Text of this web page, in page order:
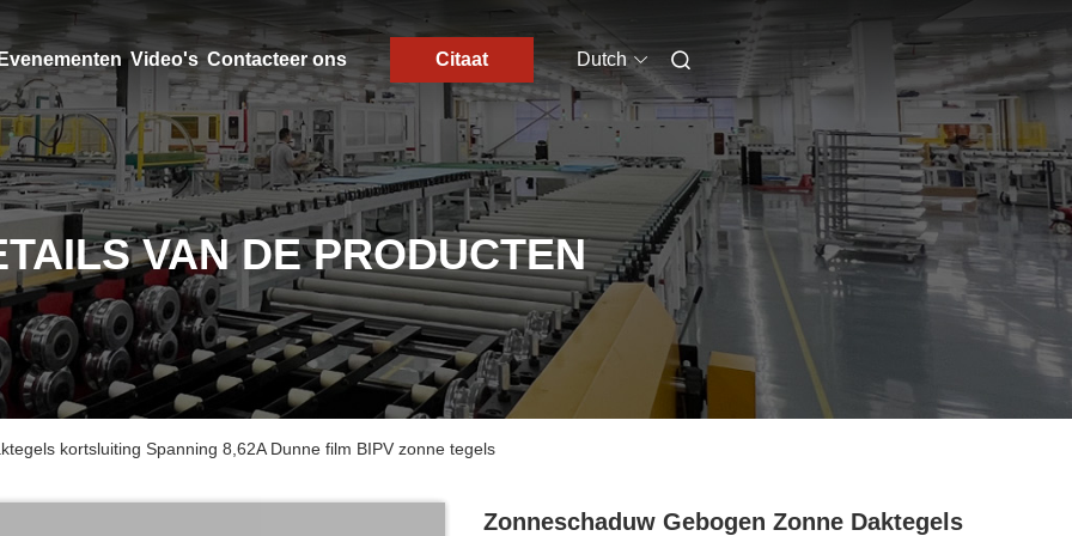
Video's Contacteer ons Citaat Dutch
VAN DE PRODUCTEN
kortsluiting Spanning 8,62A Dunne film BIPV zonne tegels
Zonneschaduw Gebogen Zonne Daktegels